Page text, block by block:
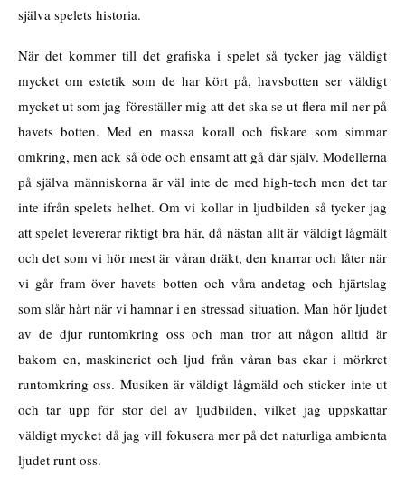
själva spelets historia.
När det kommer till det grafiska i spelet så tycker jag väldigt
mycket om estetik som de har kört på, havsbotten ser väldigt
mycket ut som jag föreställer mig att det ska se ut flera mil ner på
havets botten. Med en massa korall och fiskare som simmar
omkring, men ack så öde och ensamt att gå där själv. Modellerna
på själva människorna är väl inte de med high-tech men det tar
inte ifrån spelets helhet. Om vi kollar in ljudbilden så tycker jag
att spelet levererar riktigt bra här, då nästan allt är väldigt lågmält
och det som vi hör mest är våran dräkt, den knarrar och låter när
vi går fram över havets botten och våra andetag och hjärtslag
som slår hårt när vi hamnar i en stressad situation. Man hör ljudet
av de djur runtomkring oss och man tror att någon alltid är
bakom en, maskineriet och ljud från våran bas ekar i mörkret
runtomkring oss. Musiken är väldigt lågmäld och sticker inte ut
och tar upp för stor del av ljudbilden, vilket jag uppskattar
väldigt mycket då jag vill fokusera mer på det naturliga ambienta
ljudet runt oss.